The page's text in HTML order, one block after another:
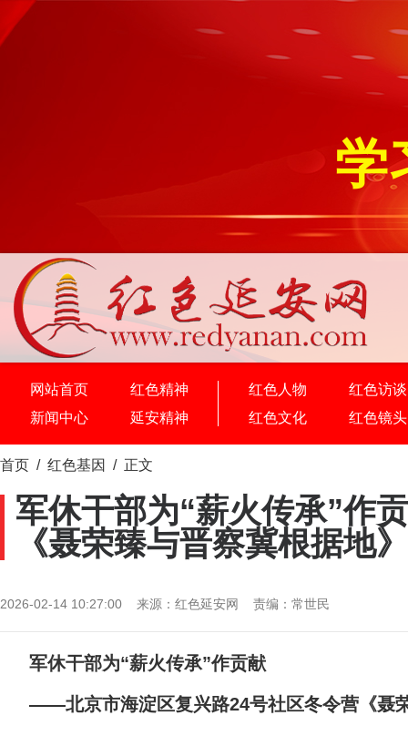
学
网站首页
红色精神
新闻中心
延安精神
红色人物
红色访谈
红色文化
红色镜头
首页 / 红色基因 / 正文
军休干部为“薪火传承”作
《聂荣臻与晋察冀根据地
2026-02-14 10:27:00 来源：红色延安网 责编：常世民
军休干部为“薪火传承”作贡献
——北京市海淀区复兴路24号社区冬令营《聂